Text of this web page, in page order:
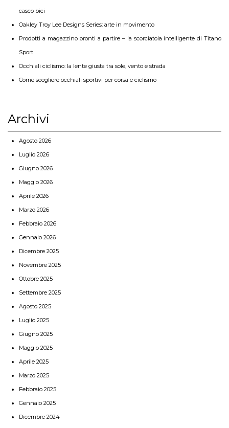
casco bici
Oakley Troy Lee Designs Series: arte in movimento
Prodotti a magazzino pronti a partire – la scorciatoia intelligente di Titano
Sport
Occhiali ciclismo: la lente giusta tra sole, vento e strada
Come scegliere occhiali sportivi per corsa e ciclismo
Archivi
Agosto 2026
Luglio 2026
Giugno 2026
Maggio 2026
Aprile 2026
Marzo 2026
Febbraio 2026
Gennaio 2026
Dicembre 2025
Novembre 2025
Ottobre 2025
Settembre 2025
Agosto 2025
Luglio 2025
Giugno 2025
Maggio 2025
Aprile 2025
Marzo 2025
Febbraio 2025
Gennaio 2025
Dicembre 2024